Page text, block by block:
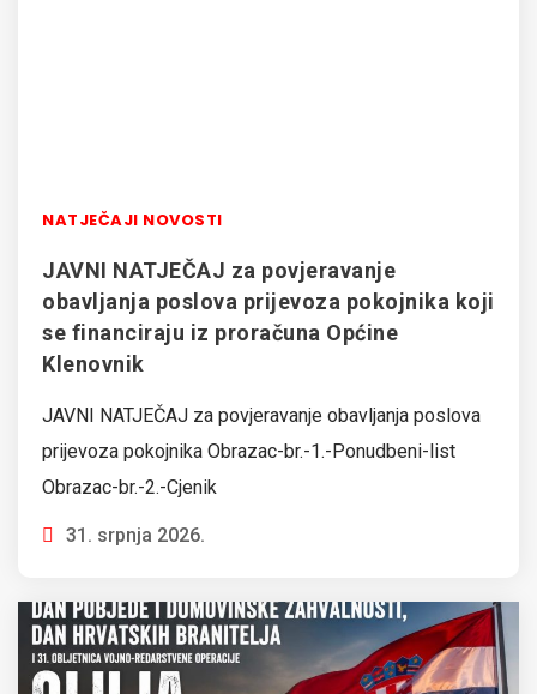
NATJEČAJI NOVOSTI
JAVNI NATJEČAJ za povjeravanje
obavljanja poslova prijevoza pokojnika koji
se financiraju iz proračuna Općine
Klenovnik
JAVNI NATJEČAJ za povjeravanje obavljanja poslova
prijevoza pokojnika Obrazac-br.-1.-Ponudbeni-list
Obrazac-br.-2.-Cjenik
31. srpnja 2026.